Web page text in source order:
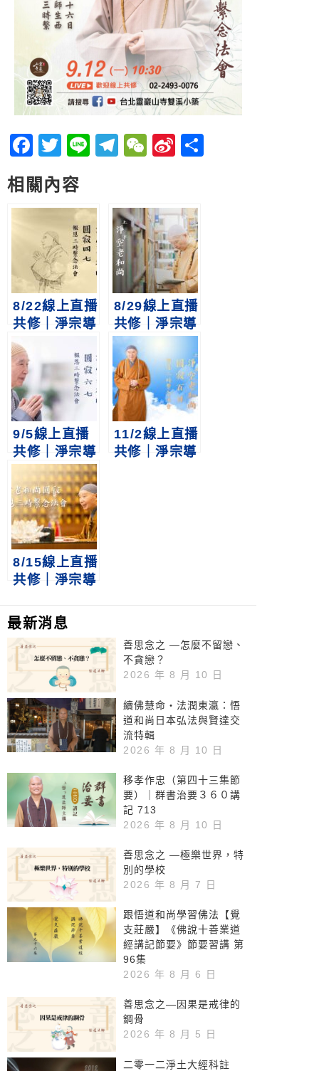
Facebook
Twitter
LineTelegram
WeChat
Sina
相關內容
8/22線上直播
共修｜淨宗導
師 上淨下空
老和尚圓寂四
七報恩三時繫
念法會
8/29線上直播
共修｜淨宗導
師 上淨下空
老和尚圓寂五
七報恩三時繫
念法會
9/5線上直播
共修｜淨宗導
師 上淨下空
老和尚圓寂六
七報恩三時繫
念法會
11/2線上直播
共修｜淨宗導
8/15線上直播
共修｜淨宗導
老和尚圓寂三
七報恩三時繫
念法會
最新消息
善思念之 —怎麼不留戀、
不貪戀？
2026 年 8 月 10 日
續佛慧命‧法潤東瀛：悟
道和尚日本弘法與賢達交
流特輯
2026 年 8 月 10 日
移孝作忠（第四十三集節
要）｜群書治要３６０講
記 713
2026 年 8 月 10 日
善思念之 —極樂世界，特
別的學校
2026 年 8 月 7 日
跟悟道和尚學習佛法【覺
支莊嚴】《佛說十善業道
經講記節要》節要習講 第
96集
2026 年 8 月 6 日
善思念之—因果是戒律的
鋼骨
2026 年 8 月 5 日
二零一二淨土大經科註